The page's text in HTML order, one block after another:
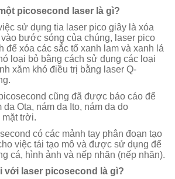
picosecond laser là gì?
sử dụng tia laser pico giây là xóa
bước sóng của chúng, laser pico
để xóa các sắc tố xanh lam và xanh lá
loại bỏ bằng cách sử dụng các loại
xăm khó điều trị bằng laser Q-
cũng đã được báo cáo để
da Ota, nám da Ito, nám da do
trời.
có các mảnh tay phân đoạn tạo
việc tái tạo mô và được sử dụng để
cá, hình ảnh và nếp nhăn (nếp nhăn).
với laser picosecond là gì?